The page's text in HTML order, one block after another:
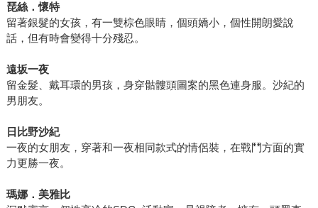
琵絲．懷特
留著銀髮的女孩，有一雙棕色眼睛，個頭嬌小，個性開朗愛說
話，但有時會變得十分殘忍。
遠坂一夜
留金髮、戴耳環的男孩，身穿骷髏頭圖案的黑色連身服。沙紀的
男朋友。
日比野沙紀
一夜的女朋友，穿著和一夜相同款式的情侶裝，在戰鬥方面的實
力更勝一夜。
瑪娜．美雅比